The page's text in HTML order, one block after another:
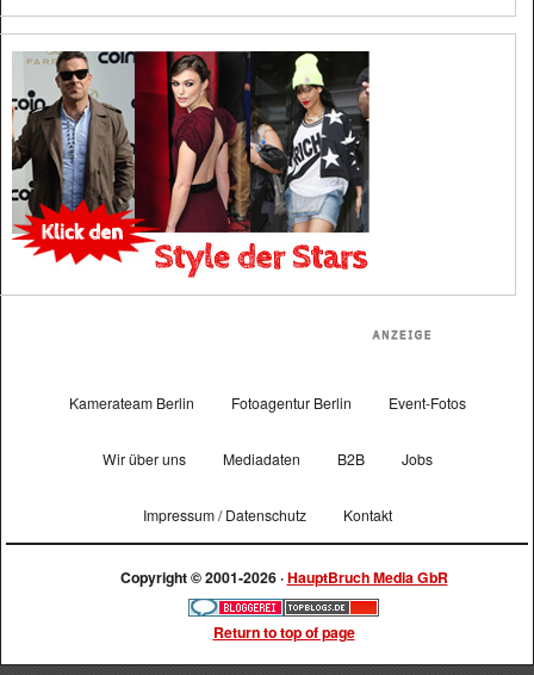
Kamerateam Berlin Fotoagentur Berlin Event-Fotos
Wir über uns Mediadaten B2B Jobs
Impressum / Datenschutz Kontakt
Copyright © 2001-2026 ·HauptBruch Media GbR
Return to top of page